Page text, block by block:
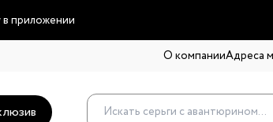
в приложении
О компанииАдреса